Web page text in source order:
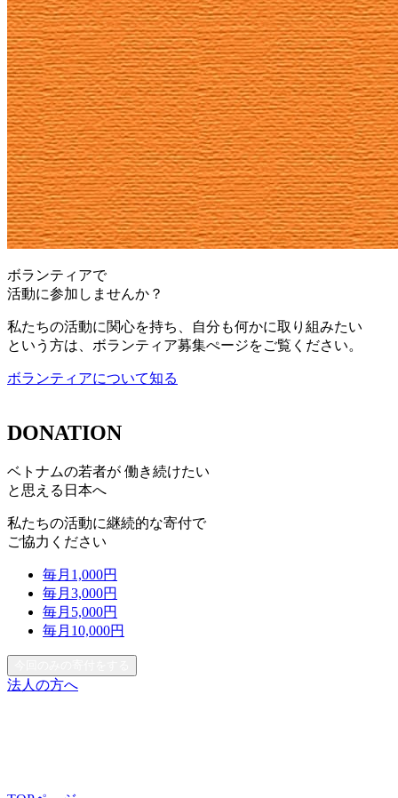
ボランティアで
活動に参加しませんか？
私たちの活動に関心を持ち、自分も何かに取り組みたい
という方は、ボランティア募集ぺージをご覧ください。
ボランティアについて知る
DONATION
ベトナムの若者が 働き続けたい
と思える日本へ
私たちの活動に継続的な寄付で
ご協力ください
毎月 1,000円
毎月 3,000円
毎月 5,000円
毎月 10,000円
法人の方へ